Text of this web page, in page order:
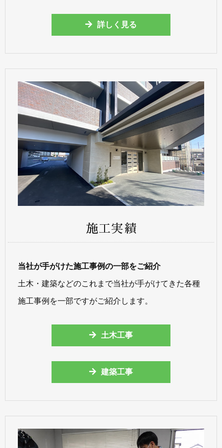
詳しく見る
施工実績
当社が手がけた施工事例の一部をご紹介
土木・建築などのこれまで当社が手がけてきた各種
施工事例を一部ですがご紹介します。
土木工事
建築工事